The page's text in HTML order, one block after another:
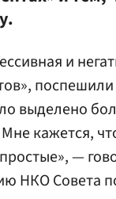
и
поспешили
выделено
кажется,
—
НКО Совета